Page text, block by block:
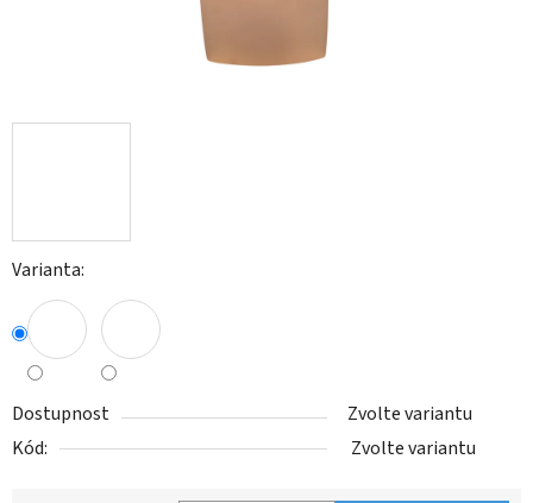
Varianta:
Dostupnost
Zvolte variantu
Kód:
Zvolte variantu